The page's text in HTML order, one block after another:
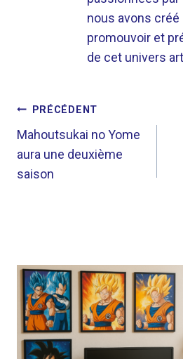
nous avons
promouvoir et
de cet univers
NAVIGATION
DE
L’ARTICLE
PRÉCÉDENT
Mahoutsukai no Yome
aura une deuxième
saison